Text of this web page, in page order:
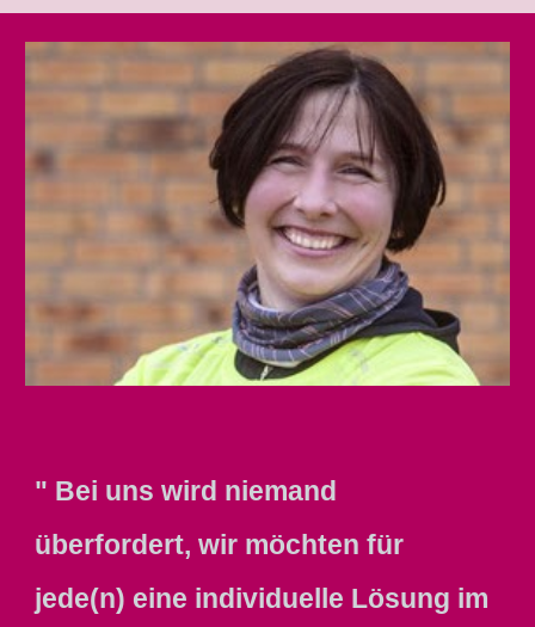
" Bei uns wird niemand
überfordert, wir möchten für
jede(n) eine individuelle Lösung im